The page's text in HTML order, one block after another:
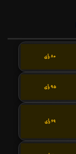
80 رأی
95 رأی
69 رأی